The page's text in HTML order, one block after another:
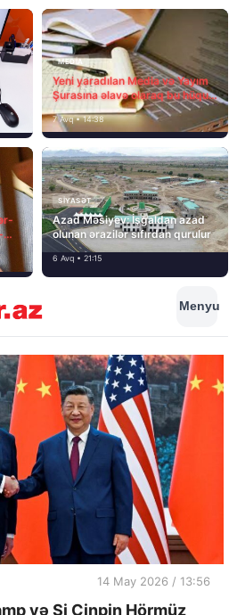
MEDİA
Yeni yaradılan Media və Yayım
Şurasına əlavə olaraq bu hüquq
və vəzifələr də verilib
7 Avq • 14:38
SIYASƏT
Azad Məsiyev: İşğaldan azad
olunan ərazilər sıfırdan qurulur
6 Avq • 21:15
Menyu
14 May 2026 / 13:56
və Si Cinpin Hörmüz